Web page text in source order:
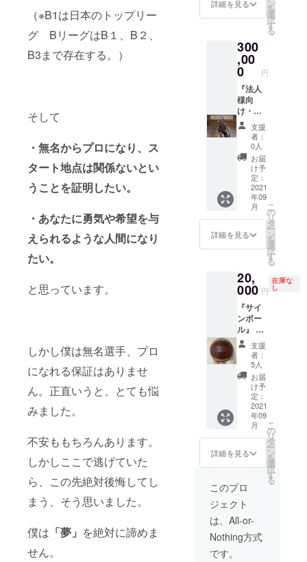
（※B1は日本のトップリー
グ BリーグはB１、B２、
B3まで存在する。）
そして
・無名からプロになり、ス
タート地点は関係ないとい
うことを証明したい。
・あなたに勇気や希望を与
えられるような人間になり
たい。
と思っています。
しかし僕は無名選手、プロ
になれる保証はありませ
ん。正直いうと、とても悩
みました。
不安ももちろんあります。
しかしここで逃げていた
ら、この先絶対後悔してし
まう、そう思いました。
僕は 「夢」 を絶対に諦めま
せん。
番号・
ライ
instagr
am）ど
ちらで
も大丈
夫です
など）
・予定
て、ご
飯奢ら
せてく
ださ
い。 ・
ご飯の
場所
は、都
内・富
山・岐
阜・愛
知・大
阪のど
ちらか
でお願
いしま
す！ ・
公共の
場でお
願いし
・場所
は応相
談でお
願いし
ます＾
＾
持つこ
との素
さ ・挑
戦する
ことの
大事さ
を伝え
られれ
ばなと
思って
ます！
※日本全
国可能
※交通費
の負担
お願い
します
※時間は
1時間ぐ
らいを
予定し
てます
要相談
でお願
いしま
す ※場
所も相
談して
決めら
れれば
なと
思って
ます。
詳細を見る ン
を
選
択
す
る
300
,00
0 円
『法人
様向
け・ス
ポン
サー
２年』
絶対成
功させ
ます！
僕を応
援して
くださ
い！ ・
御社の
名前で
バスケ
ニック
を開き
ます。
・フォ
ロワー
約2万人
のTik
Tokで定
期的に
宣伝さ
せてい
ただき
ます。
・ト
レーニ
ング
ウェア
載させ
ていた
だきま
す。 ・
直接
会って
支援
者：
0人
お届
け予
定：
2021
年09
月
詳細を見る
こ
の
リ
タ
ー
ン
を
選
択
す
る
20,
000 円
在庫な
し
『サイ
ンボー
ル』 サ
インを
作りま
した！
サイン
ボール
が欲し
い方、
小島和
也を応
援した
い！と
いう方
におす
すめで
す。 書
いて欲
しいお
名前を
備考欄
支援
者：
5人
お届
け予
定：
2021
年09
月
詳細を見る
こ
の
リ
タ
ー
ン
を
選
択
す
る
このプロ
ジェクト
は、All-or-
Nothing方式
です。